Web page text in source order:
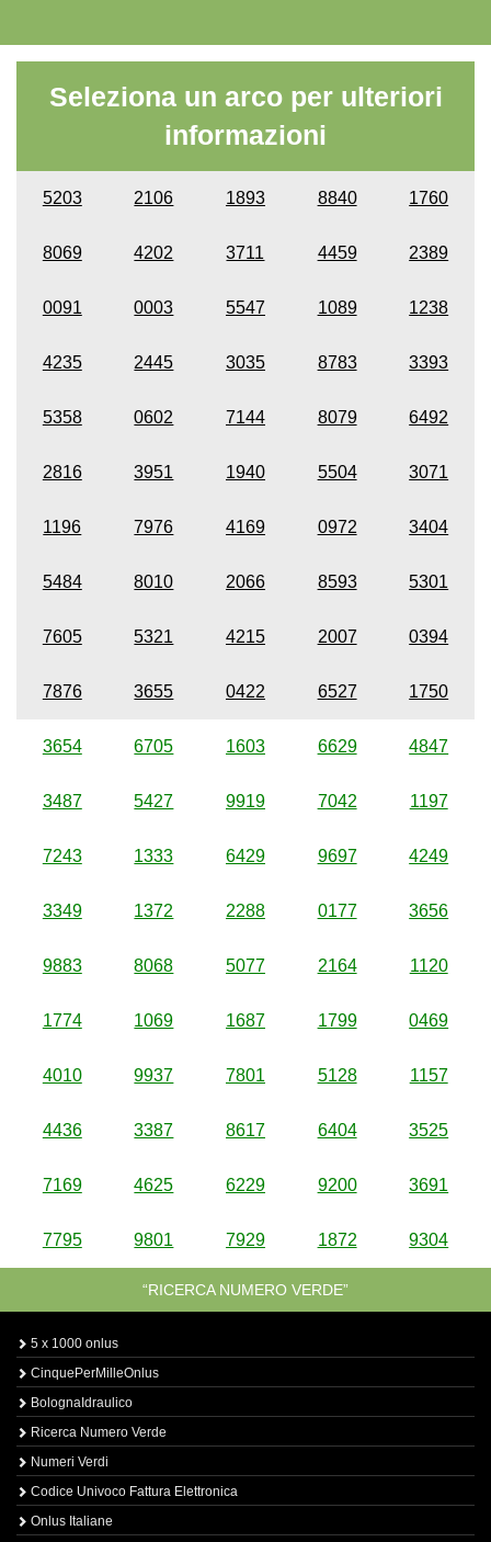
Seleziona un arco per ulteriori
informazioni
5203 2106 1893 8840 1760
8069 4202 3711 4459 2389
0091 0003 5547 1089 1238
4235 2445 3035 8783 3393
5358 0602 7144 8079 6492
2816 3951 1940 5504 3071
1196 7976 4169 0972 3404
5484 8010 2066 8593 5301
7605 5321 4215 2007 0394
7876 3655 0422 6527 1750
3654 6705 1603 6629 4847
3487 5427 9919 7042 1197
7243 1333 6429 9697 4249
3349 1372 2288 0177 3656
9883 8068 5077 2164 1120
1774 1069 1687 1799 0469
4010 9937 7801 5128 1157
4436 3387 8617 6404 3525
7169 4625 6229 9200 3691
7795 9801 7929 1872 9304
“RICERCA NUMERO VERDE”
5 x 1000 onlus
CinquePerMilleOnlus
BolognaIdraulico
Ricerca Numero Verde
Numeri Verdi
Codice Univoco Fattura Elettronica
Onlus Italiane